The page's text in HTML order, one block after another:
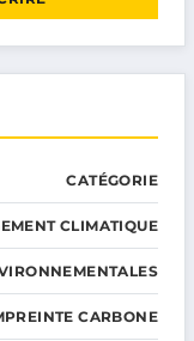
CATÉGORIE
CLIMATIQUE
CARBONE